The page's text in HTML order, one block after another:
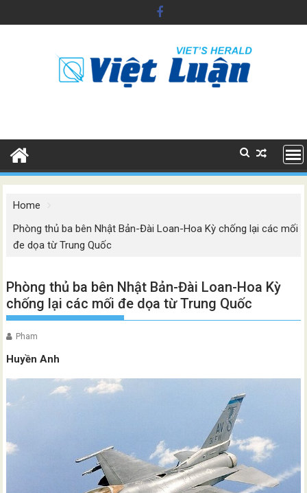
to
Home
Phòng thủ ba bên Nhật Bản-Đài Loan-Hoa Kỳ chống lại các mối
đe dọa từ Trung Quốc
Phòng thủ ba bên Nhật Bản-Đài Loan-Hoa Kỳ
chống lại các mối đe dọa từ Trung Quốc
Pham
Huyền Anh